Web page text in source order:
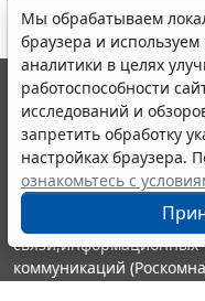
Мы обрабатываем
браузера и
аналитики в целях
работоспособности
исследований и
запретить обработку
настройках браузера.
ознакомьтесь с
© ООО "НПП "ГАРАНТ-
выпускается с 1990
являются участниками
информации ГАРАНТ.
Портал ГАРАНТ.РУ
издания Федеральной
связи,информационных
коммуникаций